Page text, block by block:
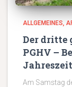
ALLGEMEINES
Der dritte
PGHV –
Jahreszeit
Am Samstag